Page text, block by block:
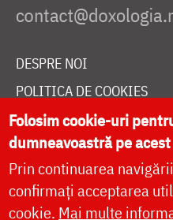
DESPRE NOI
POLITICA DE COOKIES
DONEAZĂ ONLINE
LIVE
Folosim cookie-uri
dumneavoastră pe
Prin continuarea
confirmați acceptarea
cookie. Mai multe